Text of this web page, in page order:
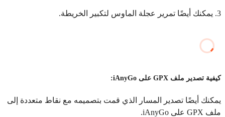
3. يمكنك أيضًا تمرير عجلة الماوس لتكبير الخريطة.
كيفية تصدير ملف GPX على iAnyGo:
يمكنك أيضًا تصدير المسار الذي قمت بتصميمه مع نقاط متعددة إلى
ملف GPX على iAnyGo.